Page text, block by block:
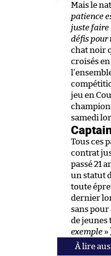
Mais le
patience
juste faire
défis pour
chat noir
croisés
jeu en
samedi
Tous ces
contrat
passé 21
un statut
toute
dernier
sans pour
de jeunes
exemple »